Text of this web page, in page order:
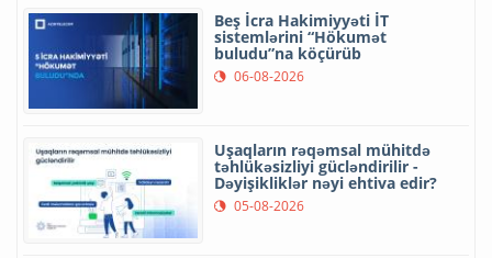
Beş İcra Hakimiyyəti İT
sistemlərini “Hökumət
buludu”na köçürüb
06-08-2026
Uşaqların rəqəmsal mühitdə
təhlükəsizliyi gücləndirilir -
Dəyişikliklər nəyi ehtiva edir?
05-08-2026